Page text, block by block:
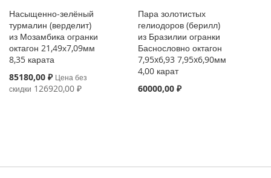
Насыщенно-зелёный
турмалин (верделит)
из Мозамбика огранки
октагон 21,49х7,09мм
8,35 карата
Special
85180,00 ₽ Цена без
скидки 126920,00 ₽
Пара золотистых
гелиодоров (берилл)
из Бразилии огранки
Баснословно октагон
7,95x6,93 7,95x6,90мм
4,00 карат
60000,00 ₽